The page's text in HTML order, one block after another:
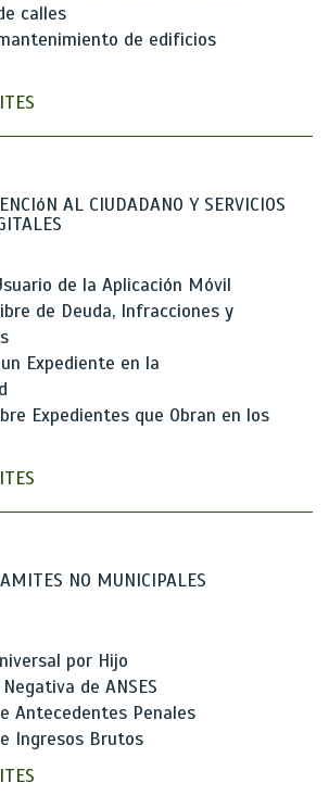
calles
de edificios
AL CIUDADANO Y SERVICIOS
de la Aplicación Móvil
de Deuda, Infracciones y
Expediente en la
Expedientes que Obran en los
NO MUNICIPALES
por Hijo
de ANSES
Antecedentes Penales
Ingresos Brutos